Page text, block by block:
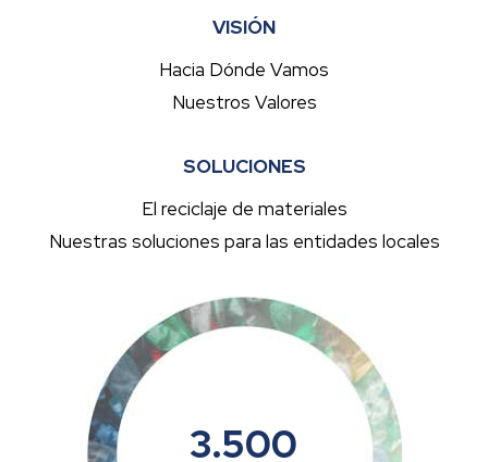
VISIÓN
Hacia Dónde Vamos
Nuestros Valores
SOLUCIONES
El reciclaje de materiales
Nuestras soluciones para las entidades locales
3.500